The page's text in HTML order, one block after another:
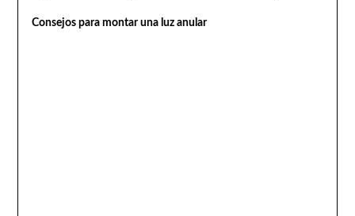
Consejos para montar una luz anular